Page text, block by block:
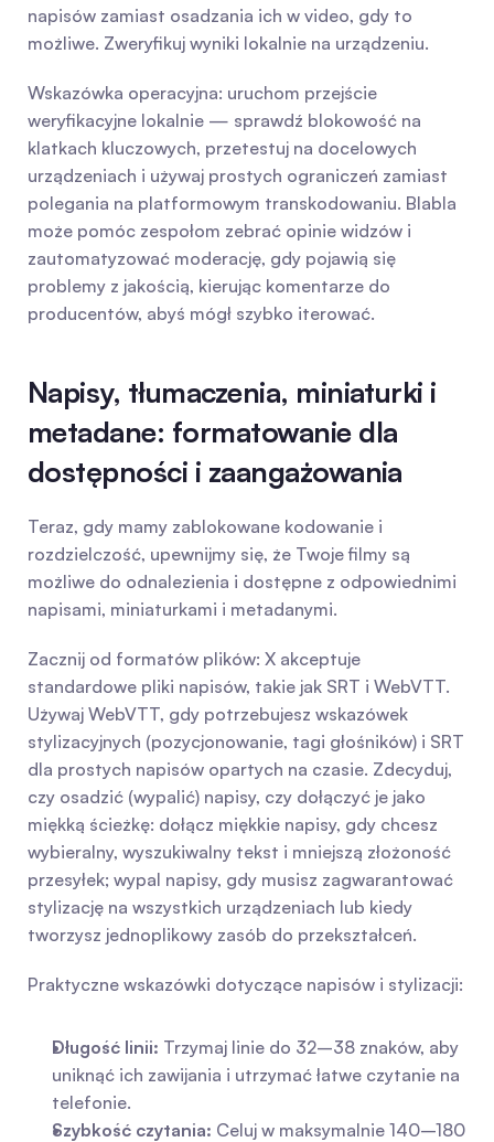
napisów zamiast osadzania ich w video, gdy to
możliwe. Zweryfikuj wyniki lokalnie na urządzeniu.
Wskazówka operacyjna: uruchom przejście
weryfikacyjne lokalnie — sprawdź blokowość na
klatkach kluczowych, przetestuj na docelowych
urządzeniach i używaj prostych ograniczeń zamiast
polegania na platformowym transkodowaniu. Blabla
może pomóc zespołom zebrać opinie widzów i
zautomatyzować moderację, gdy pojawią się
problemy z jakością, kierując komentarze do
producentów, abyś mógł szybko iterować.
Napisy, tłumaczenia, miniaturki i
metadane: formatowanie dla
dostępności i zaangażowania
Teraz, gdy mamy zablokowane kodowanie i
rozdzielczość, upewnijmy się, że Twoje filmy są
możliwe do odnalezienia i dostępne z odpowiednimi
napisami, miniaturkami i metadanymi.
Zacznij od formatów plików: X akceptuje
standardowe pliki napisów, takie jak SRT i WebVTT.
Używaj WebVTT, gdy potrzebujesz wskazówek
stylizacyjnych (pozycjonowanie, tagi głośników) i SRT
dla prostych napisów opartych na czasie. Zdecyduj,
czy osadzić (wypalić) napisy, czy dołączyć je jako
miękką ścieżkę: dołącz miękkie napisy, gdy chcesz
wybieralny, wyszukiwalny tekst i mniejszą złożoność
przesyłek; wypal napisy, gdy musisz zagwarantować
stylizację na wszystkich urządzeniach lub kiedy
tworzysz jednoplikowy zasób do przekształceń.
Praktyczne wskazówki dotyczące napisów i stylizacji:
Długość linii: Trzymaj linie do 32–38 znaków, aby
uniknąć ich zawijania i utrzymać łatwe czytanie na
telefonie.
Szybkość czytania: Celuj w maksymalnie 140–180